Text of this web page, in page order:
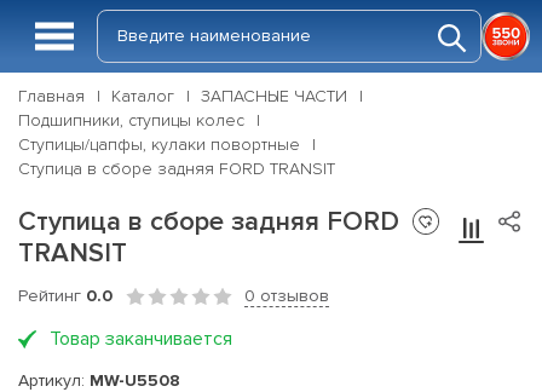
Главная Каталог
ЗАПАСНЫЕ ЧАСТИ
Подшипники, ступицы колес
Ступицы/цапфы, кулаки повортные
Ступица в сборе задняя FORD TRANSIT
Ступица в сборе задняя FORD
TRANSIT
Рейтинг 0.0 0 отзывов
Товар заканчивается
Артикул: MW-U5508